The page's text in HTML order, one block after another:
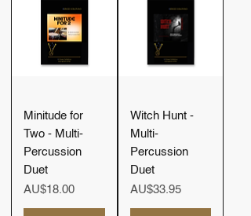
Minitude for
Two - Multi-
Percussion
Duet
가격
AU$18.00
Witch Hunt -
Multi-
Percussion
Duet
가격
AU$33.95